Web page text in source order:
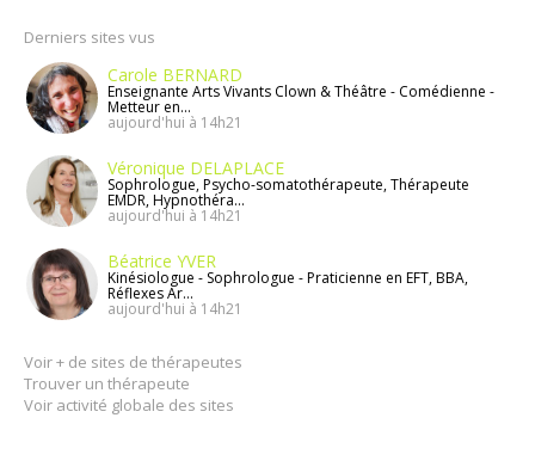
Derniers sites vus
Carole BERNARD
Enseignante Arts Vivants Clown & Théâtre - Comédienne -
Metteur en...
aujourd'hui à 14h21
Véronique DELAPLACE
Sophrologue, Psycho-somatothérapeute, Thérapeute
EMDR, Hypnothéra...
aujourd'hui à 14h21
Béatrice YVER
Kinésiologue - Sophrologue - Praticienne en EFT, BBA,
Réflexes Ar...
aujourd'hui à 14h21
Voir + de sites de thérapeutes
Trouver un thérapeute
Voir activité globale des sites